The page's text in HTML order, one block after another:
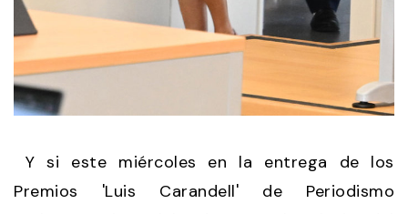
Y si este miércoles en la entrega de los
Premios 'Luis Carandell' de Periodismo